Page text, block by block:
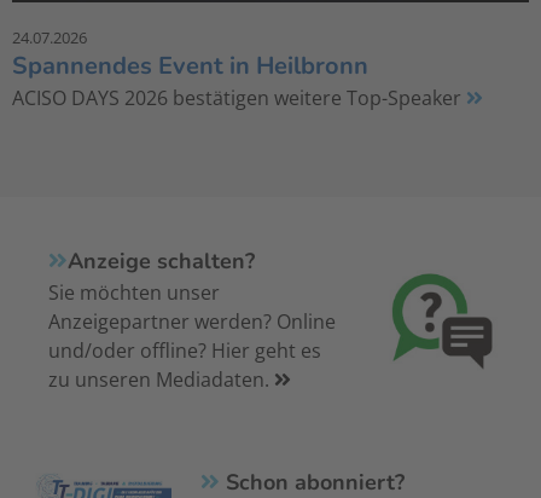
24.07.2026
Spannendes Event in Heilbronn
ACISO DAYS 2026 bestätigen weitere Top-Speaker
Anzeige schalten?
Sie möchten unser
Anzeigepartner werden? Online
und/oder offline? Hier geht es
zu unseren Mediadaten.
Schon abonniert?